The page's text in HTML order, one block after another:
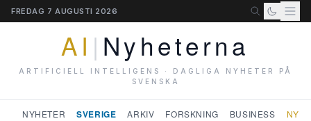
FREDAG 7 AUGUSTI 2026
AI | Nyheterna
ARTIFICIELL INTELLIGENS · DAGLIGA NYHETER PÅ
SVENSKA
NYHETER SVERIGE ARKIV FORSKNING BUSINESS